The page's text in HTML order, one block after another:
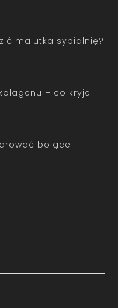
malutką sypialnię?
– co kryje
bolące